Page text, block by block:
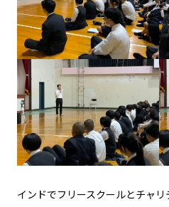
インドでフリースクールとチャリ